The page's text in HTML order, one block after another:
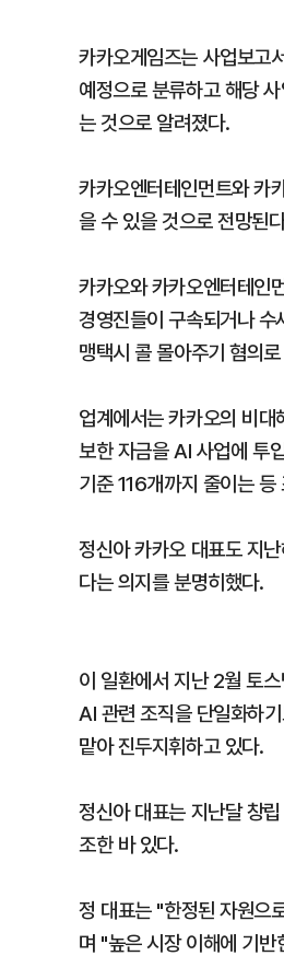
카카오게임즈는 사업보고
예정으로 분류하고 해당
는 것으로 알려졌다.
카카오엔터테인먼트와 카
을 수 있을 것으로 전망된
카카오와 카카오엔터테인
경영진들이 구속되거나
맹택시 콜 몰아주기 혐의
업계에서는 카카오의 비
보한 자금을 AI 사업에 투
기준 116개까지 줄이는
정신아 카카오 대표도 지
다는 의지를 분명히했다.
이 일환에서 지난 2월 토
AI 관련 조직을 단일화하
맡아 진두지휘하고 있다.
정신아 대표는 지난달 창
조한 바 있다.
정 대표는 "한정된 자원으
며 "높은 시장 이해에 기